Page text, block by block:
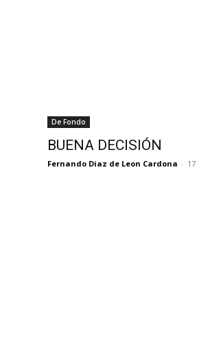
De Fondo
BUENA DECISIÓN
Fernando Diaz de Leon Cardona -